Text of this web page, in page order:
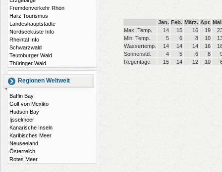
Fremdenverkehr Rhön
Harz Tourismus
Landeshauptstädte
Nordseeküste Info
Rheintal Info
Schwarzwald
Teutoburger Wald
Thüringer Wald
Regionen Weltweit
Baffin Bay
Golf von Mexiko
Hudson Bay
Ijsselmeer
Kanarische Inseln
Karibisches Meer
Neuseeland
Österreich
Rotes Meer
Jan. Feb. März. Apr.
Max. Temp.
14 15 16 19
Min. Temp.
5 6 8 10
Wassertemp.
14 14 14 16
Sonnenstd.
4 5 6 8
Regentage
15 14 12 10